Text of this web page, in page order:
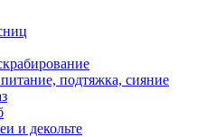
подтяжка, сияние
и декольте